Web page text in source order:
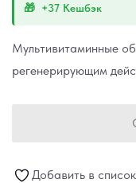
+37 Кешбэк
Мультивитаминные
регенерирующим
Добавить в